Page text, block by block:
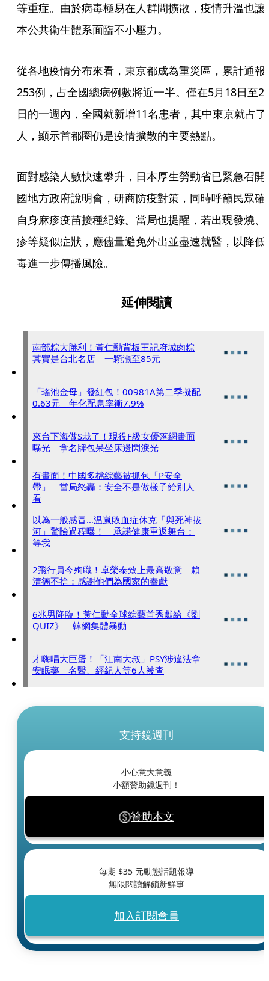
等重症。由於病毒極易在人群間擴散，疫情升溫也讓
本公共衛生體系面臨不小壓力。
從各地疫情分布來看，東京都成為重災區，累計通報
253例，占全國總病例數將近一半。僅在5月18日至
日的一週內，全國就新增11名患者，其中東京就占
人，顯示首都圈仍是疫情擴散的主要熱點。
面對感染人數快速攀升，日本厚生勞動省已緊急召開
國地方政府說明會，研商防疫對策，同時呼籲民眾確
自身麻疹疫苗接種紀錄。當局也提醒，若出現發燒、
疹等疑似症狀，應儘量避免外出並盡速就醫，以降低
毒進一步傳播風險。
延伸閱讀
南部粽大勝利！黃仁勳背板王記府城肉粽
其實是台北名店 一顆漲至85元
「瑤池金母」發紅包！00981A第二季擬配
0.63元 年化配息率衝7.9%
來台下海做S栽了！現役F級女優落網畫面
曝光 拿名牌包呆坐床邊閃淚光
有畫面！中國多檔綜藝被抓包「P安全
帶」 當局怒轟：安全不是做樣子給別人
看
以為一般感冒…温嵐敗血症休克「與死神拔
河」驚險過程曝！ 承諾健康重返舞台：
等我
2飛行員今殉職！卓榮泰致上最高敬意 賴
清德不捨：感謝他們為國家的奉獻
6兆男降臨！黃仁勳全球綜藝首秀獻給《劉
QUIZ》 韓網集體暴動
才嗨唱大巨蛋！「江南大叔」PSY涉違法拿
安眠藥 名醫、經紀人等6人被查
支持鏡週刊
小心意大意義
小額贊助鏡週刊！
贊助本文
每期 $35 元動態話題報導
無限閱讀解鎖新鮮事
加入訂閱會員